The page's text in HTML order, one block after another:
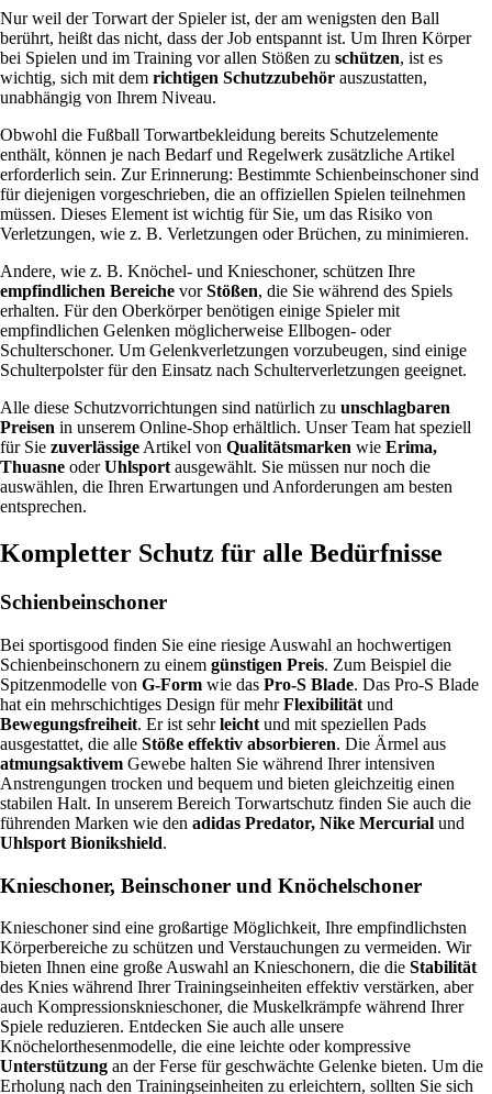
Nur weil der Torwart der Spieler ist, der am wenigsten den Ball
berührt, heißt das nicht, dass der Job entspannt ist. Um Ihren Körper
bei Spielen und im Training vor allen Stößen zu schützen, ist es
wichtig, sich mit dem richtigen Schutzzubehör auszustatten,
unabhängig von Ihrem Niveau.
Obwohl die Fußball Torwartbekleidung bereits Schutzelemente
enthält, können je nach Bedarf und Regelwerk zusätzliche Artikel
erforderlich sein. Zur Erinnerung: Bestimmte Schienbeinschoner sind
für diejenigen vorgeschrieben, die an offiziellen Spielen teilnehmen
müssen. Dieses Element ist wichtig für Sie, um das Risiko von
Verletzungen, wie z. B. Verletzungen oder Brüchen, zu minimieren.
Andere, wie z. B. Knöchel- und Knieschoner, schützen Ihre
empfindlichen Bereiche vorStößen, die Sie während des Spiels
erhalten. Für den Oberkörper benötigen einige Spieler mit
empfindlichen Gelenken möglicherweise Ellbogen- oder
Schulterschoner. Um Gelenkverletzungen vorzubeugen, sind einige
Schulterpolster für den Einsatz nach Schulterverletzungen geeignet.
Alle diese Schutzvorrichtungen sind natürlich zu unschlagbaren
Preisen in unserem Online-Shop erhältlich. Unser Team hat speziell
für Sie zuverlässige Artikel von Qualitätsmarken wie Erima,
Thuasne oderUhlsport ausgewählt. Sie müssen nur noch die
auswählen, die Ihren Erwartungen und Anforderungen am besten
entsprechen.
Kompletter Schutz für alle Bedürfnisse
Schienbeinschoner
Bei sportisgood finden Sie eine riesige Auswahl an hochwertigen
Schienbeinschonern zu einem günstigen Preis. Zum Beispiel die
Spitzenmodelle von G-Form wie das Pro-S Blade. Das Pro-S Blade
hat ein mehrschichtiges Design für mehrFlexibilität und
Bewegungsfreiheit. Er ist sehrleicht und mit speziellen Pads
ausgestattet, die alle Stöße effektiv absorbieren. Die Ärmel aus
atmungsaktivem Gewebe halten Sie während Ihrer intensiven
Anstrengungen trocken und bequem und bieten gleichzeitig einen
stabilen Halt. In unserem Bereich Torwartschutz finden Sie auch die
führenden Marken wie den adidas Predator, Nike Mercurial und
Uhlsport Bionikshield.
Knieschoner, Beinschoner und Knöchelschoner
Knieschoner sind eine großartige Möglichkeit, Ihre empfindlichsten
Körperbereiche zu schützen und Verstauchungen zu vermeiden. Wir
bieten Ihnen eine große Auswahl an Knieschonern, die die Stabilität
des Knies während Ihrer Trainingseinheiten effektiv verstärken, aber
auch Kompressionsknieschoner, die Muskelkrämpfe während Ihrer
Spiele reduzieren. Entdecken Sie auch alle unsere
Knöchelorthesenmodelle, die eine leichte oder kompressive
Unterstützung an der Ferse für geschwächte Gelenke bieten. Um die
Erholung nach den Trainingseinheiten zu erleichtern, sollten Sie sich